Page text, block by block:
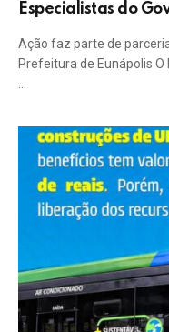
Especialistas do
Ação faz parte de
Prefeitura de Eunápolis O